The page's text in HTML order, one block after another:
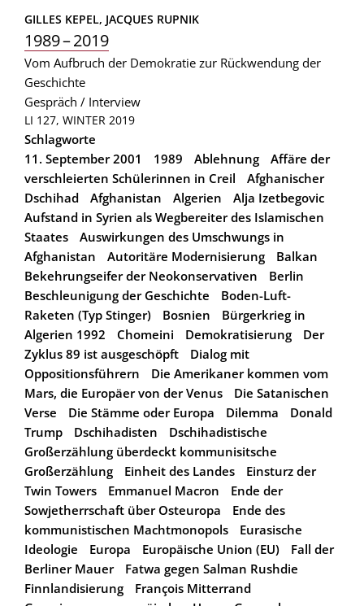
GILLES KEPEL, JACQUES RUPNIK
1989 – 2019
Vom Aufbruch der Demokratie zur Rückwendung der
Geschichte
Gespräch / Interview
LI 127, WINTER 2019
Schlagworte
11. September 2001
1989 Ablehnung
Affäre der
verschleierten Schülerinnen in Creil
Afghanischer
Dschihad
Afghanistan Algerien
Alja Izetbegovic
Aufstand in Syrien als Wegbereiter des Islamischen
Staates
Auswirkungen des Umschwungs in
Afghanistan
Autoritäre Modernisierung
Balkan
Bekehrungseifer der Neokonservativen
Berlin
Beschleunigung der Geschichte
Boden-Luft-
Raketen (Typ Stinger)
Bosnien
Bürgerkrieg in
Algerien 1992
Chomeini Demokratisierung
Der
Zyklus 89 ist ausgeschöpft
Dialog mit
Oppositionsführern
Die Amerikaner kommen vom
Mars, die Europäer von der Venus
Die Satanischen
Verse
Die Stämme oder Europa Dilemma
Donald
Trump
Dschihadisten
Dschihadistische
Großerzählung überdeckt kommunisitsche
Großerzählung
Einheit des Landes
Einsturz der
Twin Towers
Emmanuel Macron
Ende der
Sowjetherrschaft über Osteuropa
Ende des
kommunistischen Machtmonopols
Eurasische
Ideologie
Europa Europäische Union (EU)
Fall der
Berliner Mauer
Fatwa gegen Salman Rushdie
Finnlandisierung
François Mitterrand